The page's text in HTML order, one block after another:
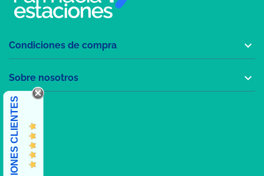
Condiciones de compra 
Sobre nosotros 
OPINIONES CLIENTES